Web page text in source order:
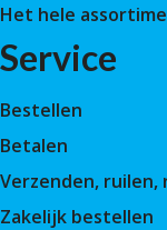
Het hele
Service
Bestellen
Betalen
Verzenden,
Zakelijk bestellen